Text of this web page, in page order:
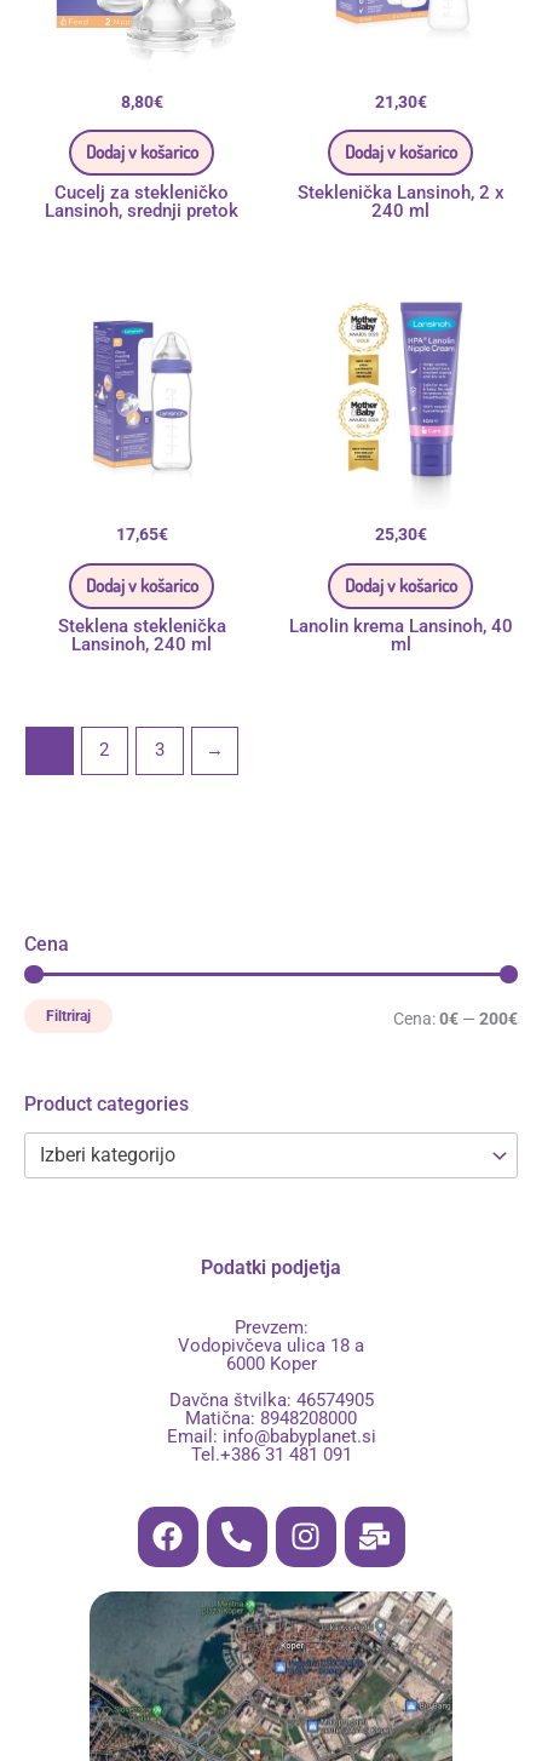
Cena
Filtriraj Cena:0€ — 200€
Product categories
Izberi kategorijo
8,80€
Dodaj v košarico
Cucelj za stekleničko
Lansinoh, srednji pretok
21,30€
Dodaj v košarico
Steklenička Lansinoh, 2 x
240 ml
17,65€
Dodaj v košarico
Steklena steklenička
Lansinoh, 240 ml
25,30€
Dodaj v košarico
Lanolin krema Lansinoh, 40
ml
2 3 →
Podatki podjetja
Prevzem:
Vodopivčeva ulica 18 a
6000 Koper
Davčna štvilka: 46574905
Matična: 8948208000
Email: info@babyplanet.si
Tel.+386 31 481 091
F
a
b
o
o
k
P
h
n
e
-
a
l
I
n
t
a
g
r
a
M
a
l
-
b
u
l